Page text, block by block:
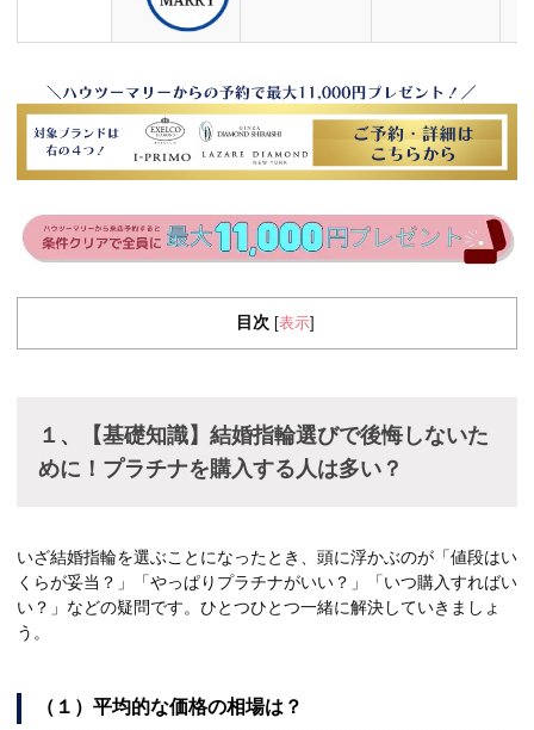
目次 [表示]
１、【基礎知識】結婚指輪選びで後悔しないた
めに！プラチナを購入する人は多い？
いざ結婚指輪を選ぶことになったとき、頭に浮かぶのが「値段はい
くらが妥当？」「やっぱりプラチナがいい？」「いつ購入すればい
い？」などの疑問です。ひとつひとつ一緒に解決していきましょ
う。
（１）平均的な価格の相場は？